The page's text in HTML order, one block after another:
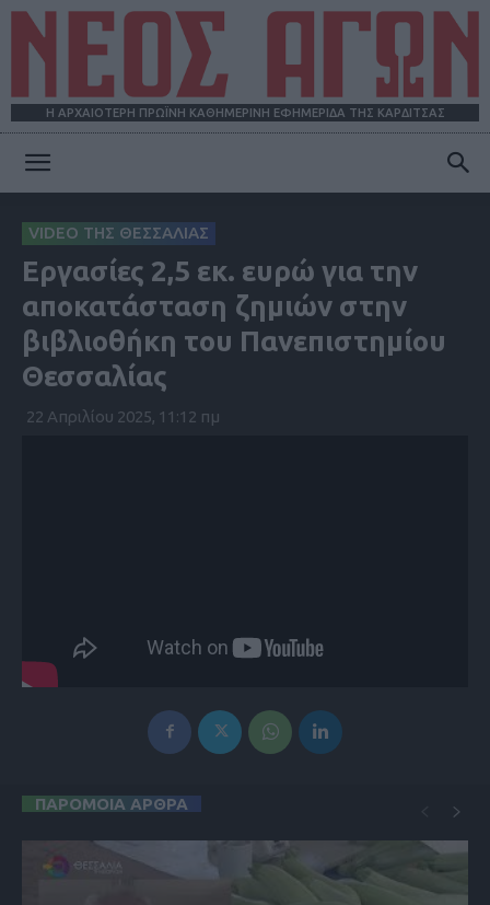
Η ΑΡΧΑΙΟΤΕΡΗ ΠΡΩΪΝΗ ΚΑΘΗΜΕΡΙΝΗ ΕΦΗΜΕΡΙΔΑ ΤΗΣ ΚΑΡΔΙΤΣΑΣ
ΑΓΩΝ
VIDEO ΤΗΣ ΘΕΣΣΑΛΙΑΣ
Εργασίες 2,5 εκ. ευρώ για την
αποκατάσταση ζημιών στην
βιβλιοθήκη του Πανεπιστημίου
Θεσσαλίας
22 Απριλίου 2025, 11:12 πμ
ΠΑΡΟΜΟΙΑ ΑΡΘΡΑ